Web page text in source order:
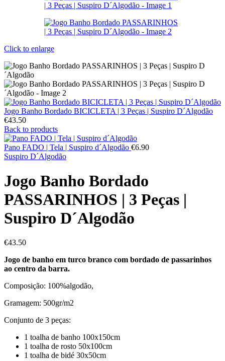
Click to enlarge
Jogo Banho Bordado BICICLETA | 3 Peças | Suspiro D´Algodão
€43.50
Back to products
Pano FADO | Tela | Suspiro d´Algodão €6.90
Suspiro D´Algodão
Jogo Banho Bordado
PASSARINHOS | 3 Peças |
Suspiro D´Algodão
€43.50
Jogo de banho em turco branco com bordado de passarinhos
ao centro da barra.
Composição: 100%algodão,
Gramagem: 500gr/m2
Conjunto de 3 peças:
1 toalha de banho 100x150cm
1 toalha de rosto 50x100cm
1 toalha de bidé 30x50cm